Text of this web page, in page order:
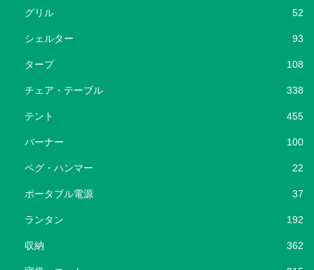
グリル 52
シェルター 93
タープ 108
チェア・テーブル 338
テント 455
バーナー 100
ペグ・ハンマー 22
ポータブル電源 37
ランタン 192
収納 362